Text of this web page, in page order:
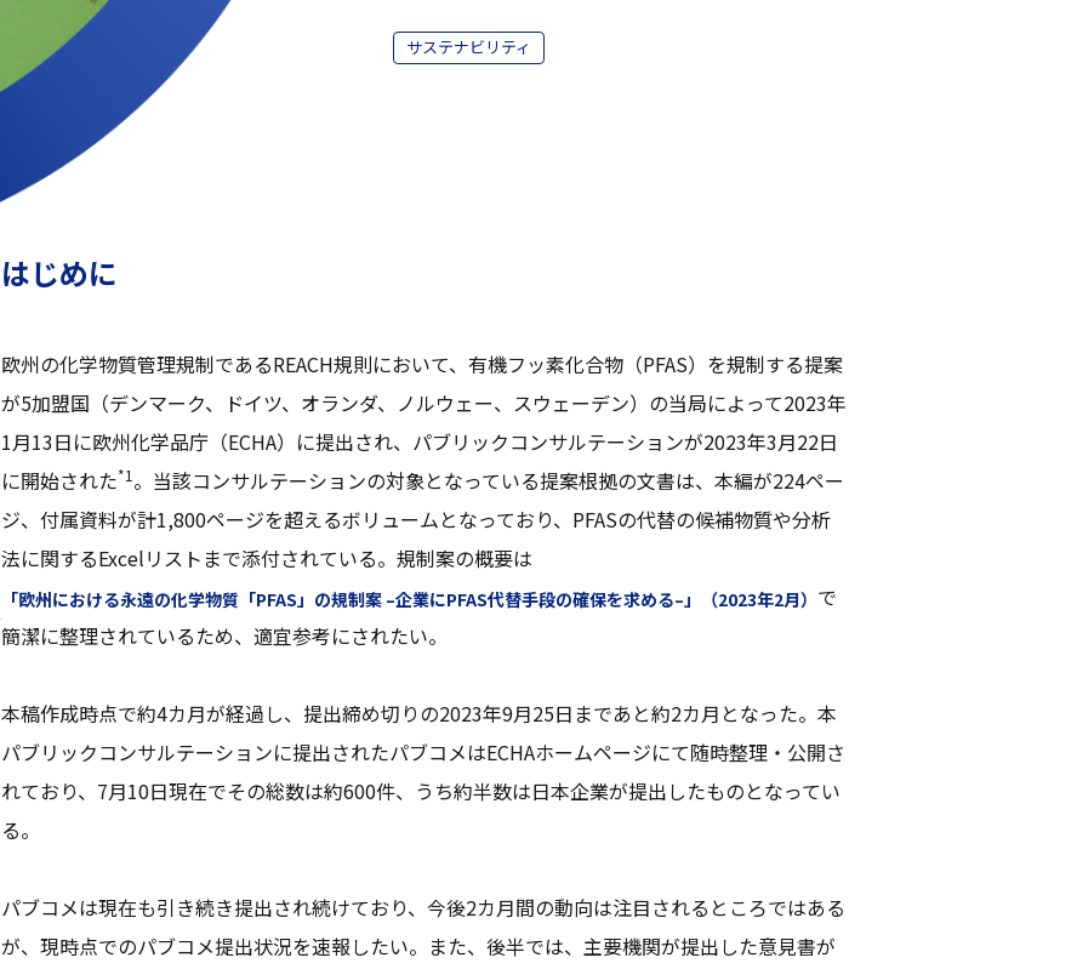
サステナビリティ
はじめに
欧州の化学物質管理規制であるREACH規則において、有機フッ素化合物（PFAS）を規制する提案
が5加盟国（デンマーク、ドイツ、オランダ、ノルウェー、スウェーデン）の当局によって2023年
1月13日に欧州化学品庁（ECHA）に提出され、パブリックコンサルテーションが2023年3月22日
に開始された*1 。当該コンサルテーションの対象となっている提案根拠の文書は、本編が224ペー
ジ、付属資料が計1,800ページを超えるボリュームとなっており、PFASの代替の候補物質や分析
法に関するExcelリストまで添付されている。規制案の概要は
「欧州における永遠の化学物質「PFAS」の規制案 –企業にPFAS代替手段の確保を求める–」（2023年2月） で
簡潔に整理されているため、適宜参考にされたい。
本稿作成時点で約4カ月が経過し、提出締め切りの2023年9月25日まであと約2カ月となった。本
パブリックコンサルテーションに提出されたパブコメはECHAホームページにて随時整理・公開さ
れており、7月10日現在でその総数は約600件、うち約半数は日本企業が提出したものとなってい
る。
パブコメは現在も引き続き提出され続けており、今後2カ月間の動向は注目されるところではある
が、現時点でのパブコメ提出状況を速報したい。また、後半では、主要機関が提出した意見書が